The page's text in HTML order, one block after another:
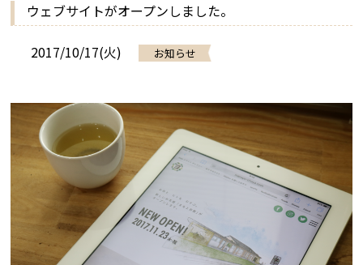
ウェブサイトがオープンしました。
2017/10/17(火) お知らせ